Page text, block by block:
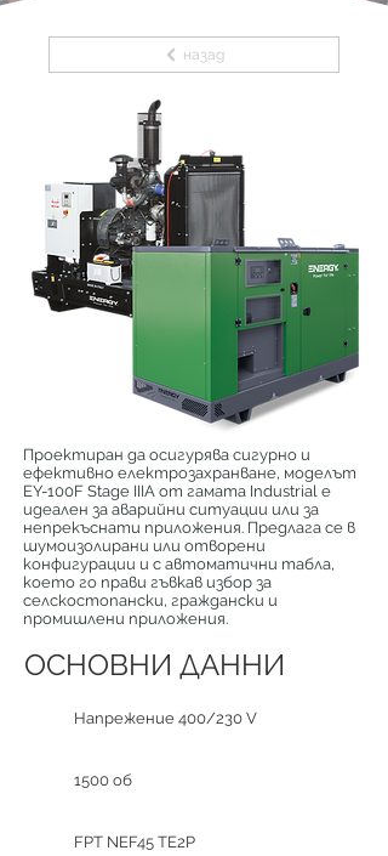
назад
Проектиран да осигурява сигурно и
ефективно електрозахранване, моделът
EY-100F Stage IIIA от гамата Industrial е
идеален за аварийни ситуации или за
непрекъснати приложения. Предлага се в
шумоизолирани или отворени
конфигурации и с автоматични табла,
което го прави гъвкав избор за
селскостопански, граждански и
промишлени приложения.
ОСНОВНИ ДАННИ
Напрежение 400/230 V
1500 об
FPT NEF45 TE2P